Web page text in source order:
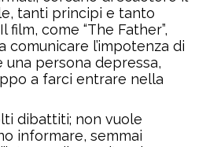
tanti principi e tanto
film, come “The Father”,
comunicare l’impotenza di
una persona depressa,
a farci entrare nella
dibattiti; non vuole
informare, semmai